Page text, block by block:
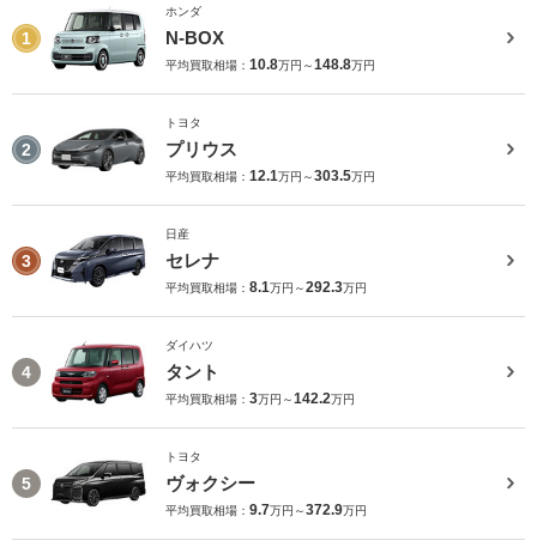
1
ホンダ
N-BOX
平均買取相場： 10.8万円～148.8万円
2
トヨタ
プリウス
平均買取相場： 12.1万円～303.5万円
3
日産
セレナ
平均買取相場： 8.1万円～292.3万円
4
ダイハツ
タント
平均買取相場： 3万円～142.2万円
5
トヨタ
ヴォクシー
平均買取相場： 9.7万円～372.9万円